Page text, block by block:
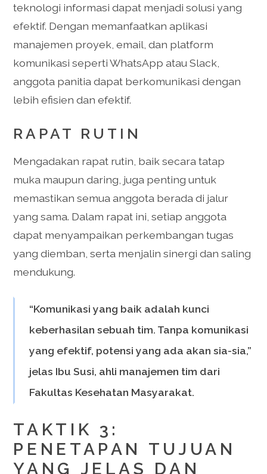
teknologi informasi dapat menjadi solusi yang
efektif. Dengan memanfaatkan aplikasi
manajemen proyek, email, dan platform
komunikasi seperti WhatsApp atau Slack,
anggota panitia dapat berkomunikasi dengan
lebih efisien dan efektif.
RAPAT RUTIN
Mengadakan rapat rutin, baik secara tatap
muka maupun daring, juga penting untuk
memastikan semua anggota berada di jalur
yang sama. Dalam rapat ini, setiap anggota
dapat menyampaikan perkembangan tugas
yang diemban, serta menjalin sinergi dan saling
mendukung.
“Komunikasi yang baik adalah kunci
keberhasilan sebuah tim. Tanpa komunikasi
yang efektif, potensi yang ada akan sia-sia,”
jelas Ibu Susi, ahli manajemen tim dari
Fakultas Kesehatan Masyarakat.
TAKTIK 3:
PENETAPAN TUJUAN
YANG JELAS DAN